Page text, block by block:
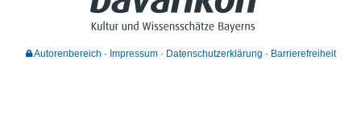
Autorenbereich Impressum Datenschutzerklärung Barrierefreiheit